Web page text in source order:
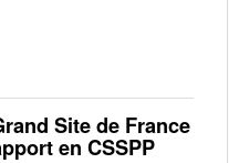
Site de France
en CSSPP